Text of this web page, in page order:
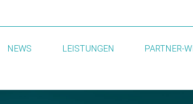
NEWS LEISTUNGEN PARTNER-